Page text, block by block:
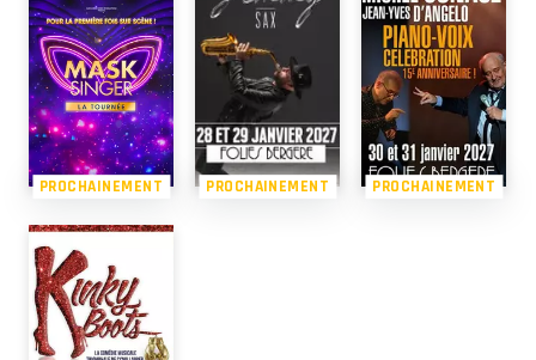
PROCHAINEMENT PROCHAINEMENT PROCHAINEMENT